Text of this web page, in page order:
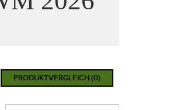
PRODUKTVERGLEICH (0)